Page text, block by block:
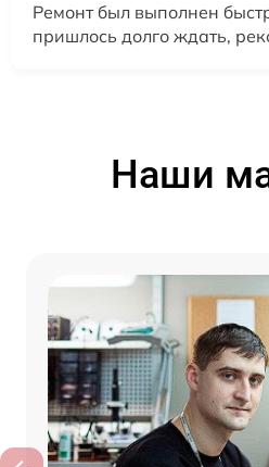
Ремонт был выполнен
пришлось долго ждать,
Наши